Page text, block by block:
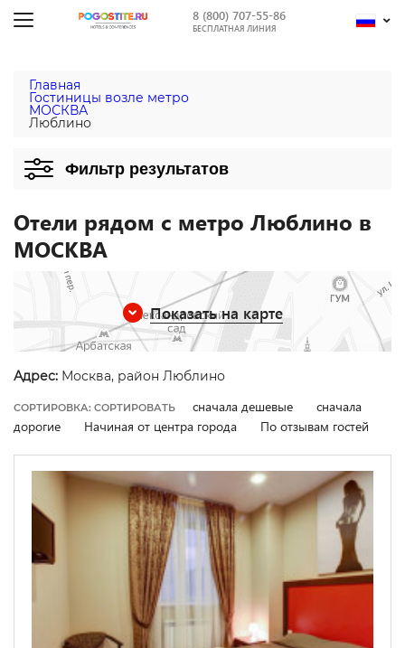
8 (800) 707-55-86
БЕСПЛАТНАЯ ЛИНИЯ
Главная
Гостиницы возле метро
МОСКВА
Люблино
Фильтр результатов
Отели рядом с метро Люблино в
МОСКВА
Показать на карте
Адрес: Москва, район Люблино
СОРТИРОВКА: СОРТИРОВАТЬ сначала дешевые
сначала
дорогие
Начиная от центра города По отзывам гостей